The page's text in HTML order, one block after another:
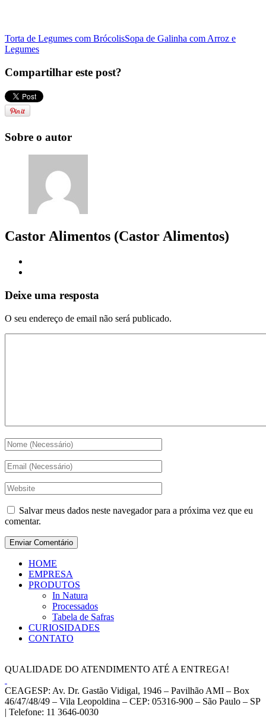
Torta de Legumes com BrócolisSopa de Galinha com Arroz e
Legumes
Compartilhar este post?
Sobre o autor
Castor Alimentos (Castor Alimentos)
Deixe uma resposta
O seu endereço de email não será publicado.
Salvar meus dados neste navegador para a próxima vez que eu
comentar.
HOME
EMPRESA
PRODUTOS
In Natura
Processados
Tabela de Safras
CURIOSIDADES
CONTATO
QUALIDADE DO ATENDIMENTO ATÉ A ENTREGA!
CEAGESP: Av. Dr. Gastão Vidigal, 1946 – Pavilhão AMI – Box
46/47/48/49 – Vila Leopoldina – CEP: 05316-900 – São Paulo – SP
| Telefone: 11 3646-0030